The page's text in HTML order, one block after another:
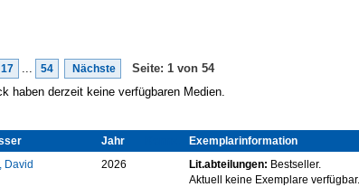
17 ... 54 Nächste
Seite: 1 von 54
haben derzeit keine verfügbaren Medien.
Jahr
Exemplarinformation
David 2026 Lit.abteilungen: Bestseller.
Aktuell keine Exemplare verfügbar.